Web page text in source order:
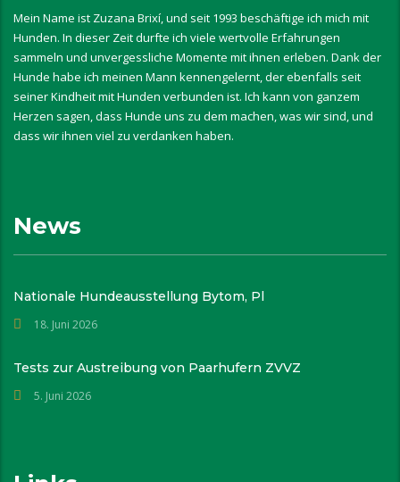
Mein Name ist Zuzana Brixí, und seit 1993 beschäftige ich mich mit
Hunden. In dieser Zeit durfte ich viele wertvolle Erfahrungen
sammeln und unvergessliche Momente mit ihnen erleben. Dank der
Hunde habe ich meinen Mann kennengelernt, der ebenfalls seit
seiner Kindheit mit Hunden verbunden ist. Ich kann von ganzem
Herzen sagen, dass Hunde uns zu dem machen, was wir sind, und
dass wir ihnen viel zu verdanken haben.
News
Nationale Hundeausstellung Bytom, Pl
18. Juni 2026
Tests zur Austreibung von Paarhufern ZVVZ
5. Juni 2026